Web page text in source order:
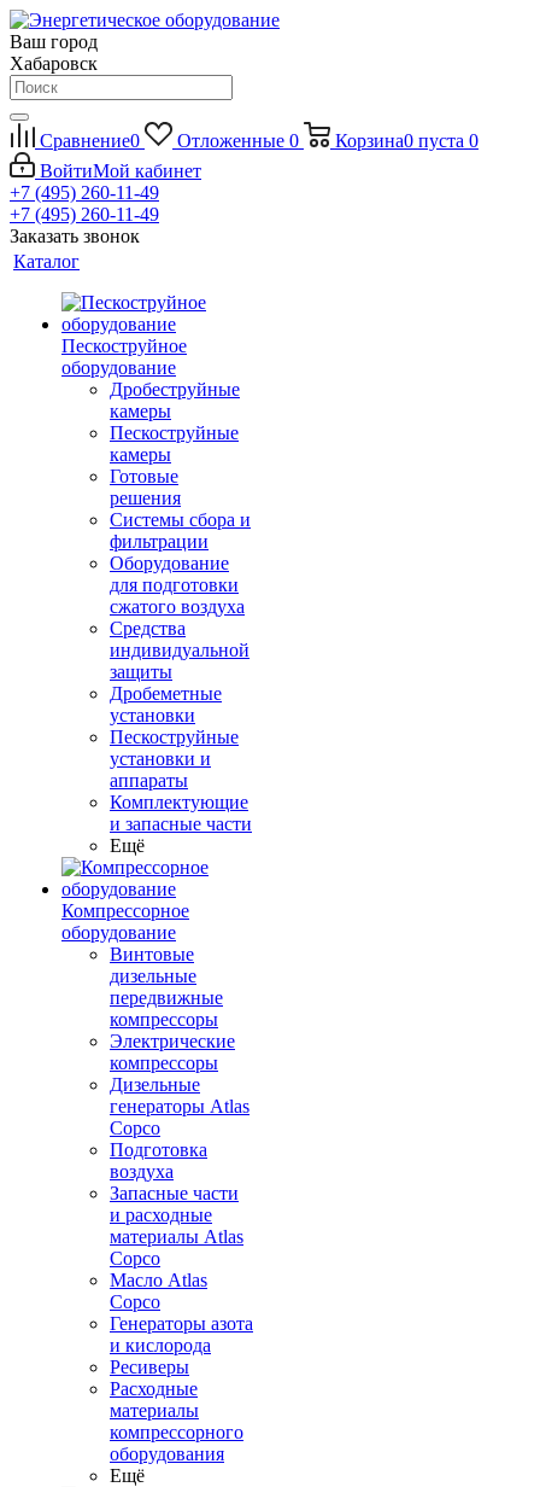
Ваш город
Хабаровск
Сравнение0 Отложенные 0 Корзина0 пуста 0
ВойтиМой кабинет
+7 (495) 260-11-49
+7 (495) 260-11-49
Заказать звонок
Каталог
Пескоструйное
оборудование
Дробеструйные
камеры
Пескоструйные
камеры
Готовые
решения
Системы сбора и
фильтрации
Оборудование
для подготовки
сжатого воздуха
Средства
индивидуальной
защиты
Дробеметные
установки
Пескоструйные
установки и
аппараты
Комплектующие
и запасные части
Ещё
Компрессорное
оборудование
Винтовые
дизельные
передвижные
компрессоры
Электрические
компрессоры
Дизельные
генераторы Atlas
Copco
Подготовка
воздуха
Запасные части
и расходные
материалы Atlas
Copco
Масло Atlas
Copco
Генераторы азота
и кислорода
Ресиверы
Расходные
материалы
компрессорного
оборудования
Ещё